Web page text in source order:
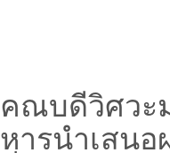
คณบดีวิศวะ
หารนำเสนอ